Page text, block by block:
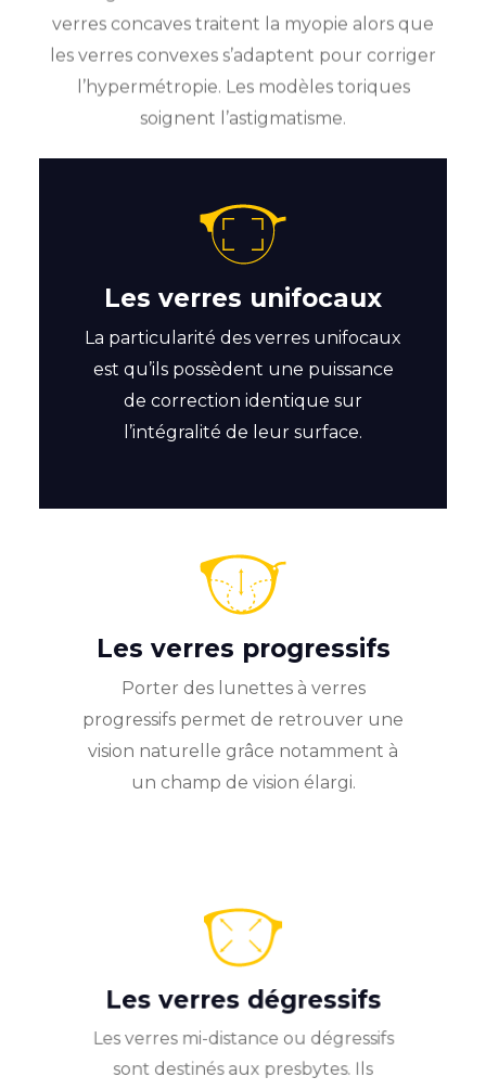
verres concaves traitent la myopie alors que
les verres convexes s’adaptent pour corriger
l’hypermétropie. Les modèles toriques
soignent l’astigmatisme.
Les verres unifocaux
La particularité des verres unifocaux
est qu’ils possèdent une puissance
de correction identique sur
l’intégralité de leur surface.
Les verres progressifs
Porter des lunettes à verres
progressifs permet de retrouver une
vision naturelle grâce notamment à
un champ de vision élargi.
Les verres dégressifs
Les verres mi-distance ou dégressifs
sont destinés aux presbytes. Ils